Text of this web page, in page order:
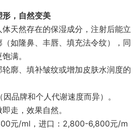
，自然变美
天然存在的保湿成分，注射后能立
如隆鼻、丰唇、填充法令纹），同
满。
轮廓、填补皱纹或增加皮肤水润度的
品牌和个人代谢速度而异）。
走，效果自然。
元/ml，进口：2,800-6,800元/m